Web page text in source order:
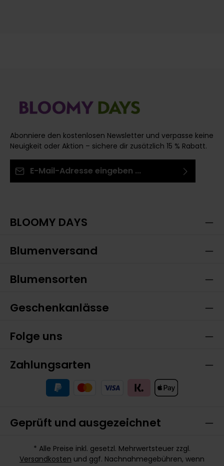
Abonniere den kostenlosen Newsletter und verpasse keine
Neuigkeit oder Aktion – sichere dir zusätzlich 15 % Rabatt.
BLOOMY DAYS
Blumenversand
Blumensorten
Geschenkanlässe
Folge uns
Zahlungsarten
Geprüft und ausgezeichnet
* Alle Preise inkl. gesetzl. Mehrwertsteuer zzgl.
Versandkosten und ggf. Nachnahmegebühren, wenn